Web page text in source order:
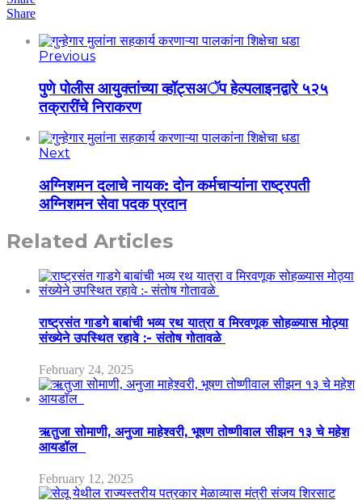
Share
Previous
पुणे पोलीस आयुक्तांच्या व्हॉट्सअॅप हेल्पलाइनद्वारे ५२५
तक्रारींचे निराकरण
Next
अग्निशमन दलाचे नायक: दोन कर्मचाऱ्यांना राष्ट्रपती
अग्निशमन सेवा पदक प्रदान
Related Articles
राष्ट्रसंत गाडगे बाबांची भव्य रथ यात्रा व मिरवणूक सोहळ्यास मोठ्या
संख्येने उपस्थित रहावे :- संतोष गोतावळे
February 24, 2025
ऋतुजा सोमाणी, अनुजा माहेश्वरी, भूषण तोष्णीवाल सीझन १३ चे महेश
आयडॉल
February 12, 2025